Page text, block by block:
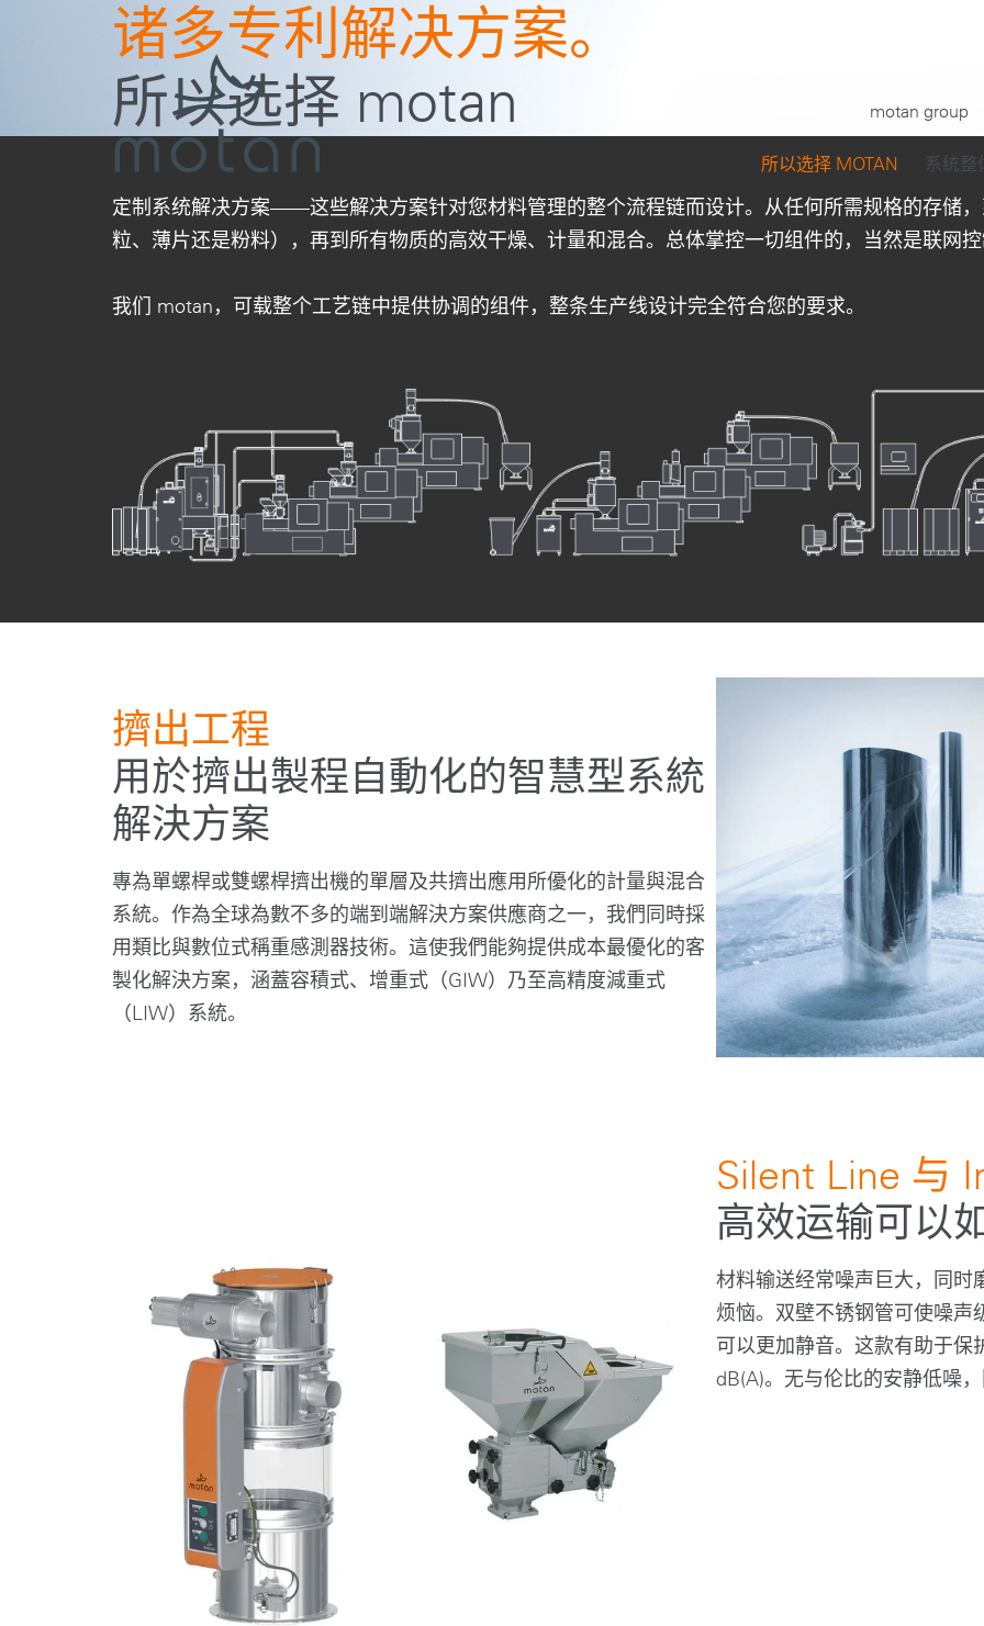
Skip to main navigation
Skip to main content
Skip to page footer
motan group
所以选择 MOTAN 系统整
诸多专利解决方案。
所以选择 motan
定制系统解决方案——这些解决方案针对您材料管理的整个流程链而设计。从任何所需规格的存储
粒、薄片还是粉料），再到所有物质的高效干燥、计量和混合。总体掌控一切组件的，当然是联网
我们 motan，可载整个工艺链中提供协调的组件，整条生产线设计完全符合您的要求。
用於擠出製程自動化的智慧型系統
解決方案
擠出工程
專為單螺桿或雙螺桿擠出機的單層及共擠出應用所優化的計量與混合
系統。作為全球為數不多的端到端解決方案供應商之一，我們同時採
用類比與數位式稱重感測器技術。這使我們能夠提供成本最優化的客
製化解決方案，涵蓋容積式、增重式（GIW）乃至高精度減重式
（LIW）系統。
高效运输可以
Silent Line 与
材料输送经常噪声巨大，同时
烦恼。双壁不锈钢管可使噪声
可以更加静音。这款有助于保
dB(A)。无与伦比的安静低噪